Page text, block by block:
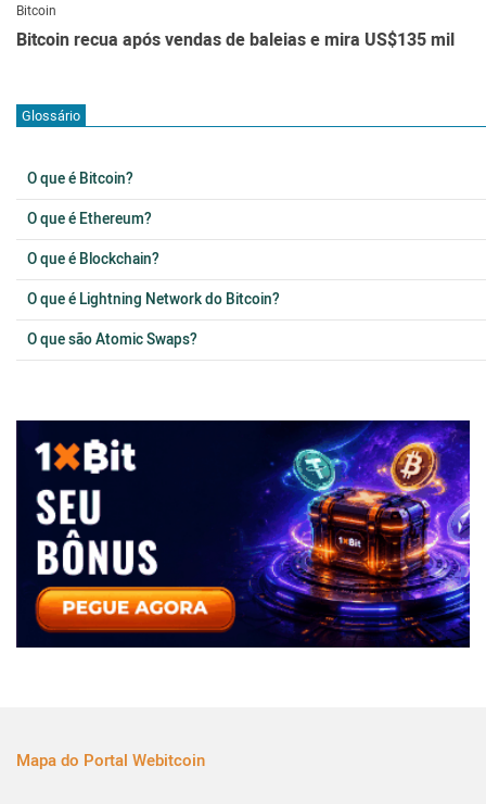
Bitcoin
Bitcoin recua após vendas de baleias e mira US$135 mil
Glossário
O que é Bitcoin?
O que é Ethereum?
O que é Blockchain?
O que é Lightning Network do Bitcoin?
O que são Atomic Swaps?
Mapa do Portal Webitcoin